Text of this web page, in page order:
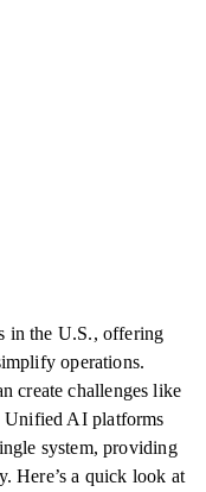
in the U.S., offering
operations.
create challenges like
Unified AI platforms
system, providing
Here’s a quick look at